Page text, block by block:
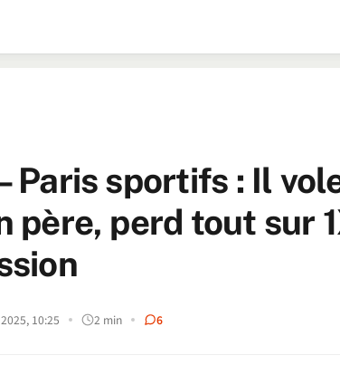
Paris sportifs : Il
père, perd tout sur
10:25 2 min 6